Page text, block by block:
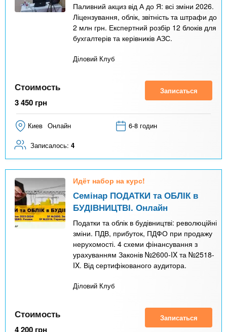
Паливний акциз від А до Я: всі зміни 2026.
Ліцензування, облік, звітність та штрафи до
2 млн грн. Експертний розбір 12 блоків для
бухгалтерів та керівників АЗС.
Діловий Клуб
Стоимость
3 450 грн
Записаться
Киев Онлайн 6-8 годин
Записалось: 4
Идёт набор на курс!
Семінар ПОДАТКИ та ОБЛІК в
БУДІВНИЦТВІ. Онлайн
Податки та облік в будівництві: революційні
зміни. ПДВ, прибуток, ПДФО при продажу
нерухомості. 4 схеми фінансування з
урахуванням Законів №2600-IX та №2518-
IX. Від сертифікованого аудитора.
Діловий Клуб
Стоимость
4 200 грн
Записаться